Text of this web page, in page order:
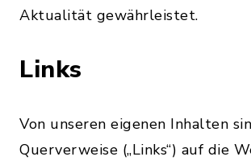
Aktualität gewährleistet.
Links
Von unseren eigenen Inhalten
Querverweise („Links“) auf die